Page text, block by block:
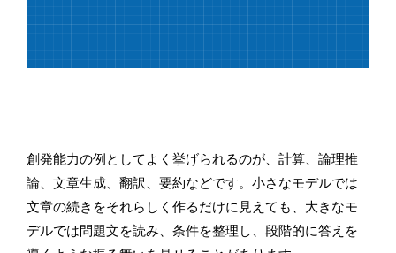
創発能力の例としてよく挙げられるのが、計算、論理推
論、文章生成、翻訳、要約などです。小さなモデルでは
文章の続きをそれらしく作るだけに見えても、大きなモ
デルでは問題文を読み、条件を整理し、段階的に答えを